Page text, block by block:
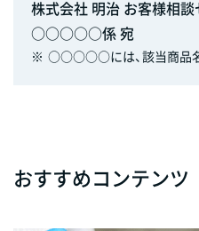
株式会社 明治 お客様相談
○○○○○係 宛
※ ○○○○○には、該当商品
おすすめコンテンツ